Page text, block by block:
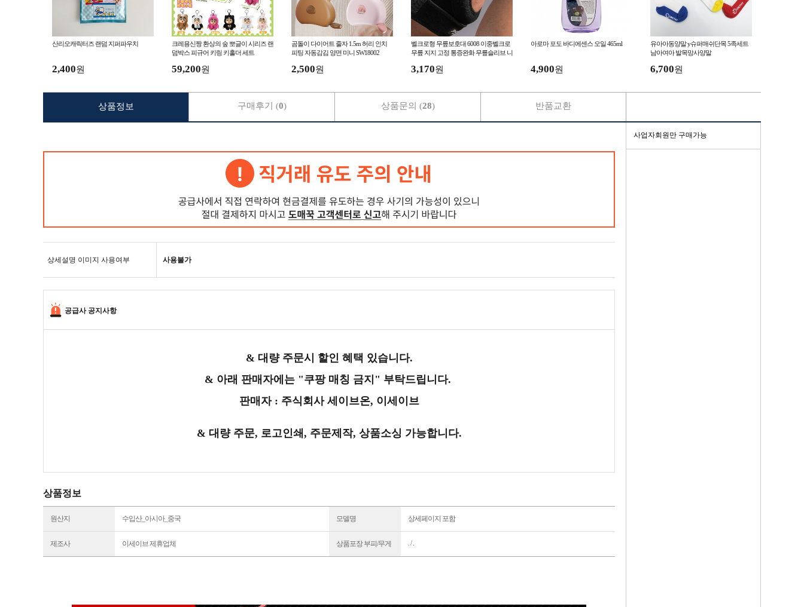
산리오캐릭터즈 랜덤 지퍼파우치
2,400원
크레용신짱 환상의 숲 뽀글이 시리즈 랜
덤박스 피규어 키링 키홀더 세트
59,200원
곰돌이 다이어트 줄자 1.5m 허리 인치
피팅 자동감김 양면 미니 SW18002
2,500원
벨크로형 무릎보호대 6008 이중벨크로
무릎 지지 고정 통증완화 무릎슬리브 니
3,170원
아로마 포도 바디에센스 오일 465ml
4,900원
유아아동양말 y슈퍼매쉬단목 5족세트
남아여아 발목망사양말
6,700원
상세설명 이미지 사용여부 사용불가
공급사 공지사항
& 대량 주문시 할인 혜택 있습니다.
& 아래 판매자에는 "쿠팡 매칭 금지" 부탁드립니다.
판매자 : 주식회사 세이브온, 이세이브
& 대량 주문, 로고인쇄, 주문제작, 상품소싱 가능합니다.
상품정보
원산지 수입산_아시아_중국 모델명 상세페이지 포함
제조사 이세이브 제휴업체 상품포장 부피/무게 . / .
상품정보 구매후기 (0) 상품문의 (28) 반품교환
사업자회원만 구매가능